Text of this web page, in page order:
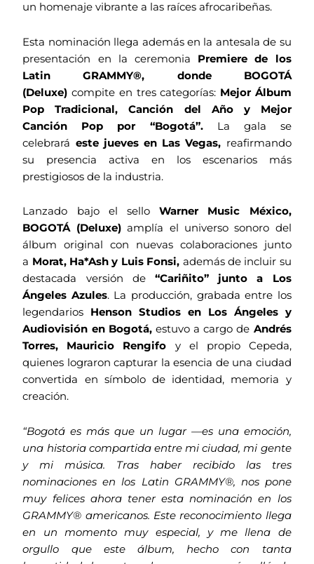
un homenaje vibrante a las raíces afrocaribeñas.
Esta nominación llega además en la antesala de su
presentación en la ceremonia Premiere de los
Latin GRAMMY®, donde BOGOTÁ
(Deluxe) compite en tres categorías: Mejor Álbum
Pop Tradicional, Canción del Año y Mejor
Canción Pop por “Bogotá”.La gala se
celebrará este jueves en Las Vegas, reafirmando
su presencia activa en los escenarios más
prestigiosos de la industria.
Lanzado bajo el selloWarner Music México,
BOGOTÁ (Deluxe)amplía el universo sonoro del
álbum original con nuevas colaboraciones junto
a Morat, Ha*Ash y Luis Fonsi, además de incluir su
destacada versión de “Cariñito” junto a Los
Ángeles Azules. La producción, grabada entre los
legendarios Henson Studios en Los Ángeles y
Audiovisión en Bogotá,estuvo a cargo de Andrés
Torres, Mauricio Rengifo y el propio Cepeda,
quienes lograron capturar la esencia de una ciudad
convertida en símbolo de identidad, memoria y
creación.
“Bogotá es más que un lugar —es una emoción,
una historia compartida entre mi ciudad, mi gente
y mi música. Tras haber recibido las tres
nominaciones en los Latin GRAMMY®, nos pone
muy felices ahora tener esta nominación en los
GRAMMY® americanos. Este reconocimiento llega
en un momento muy especial, y me llena de
orgullo que este álbum, hecho con tanta